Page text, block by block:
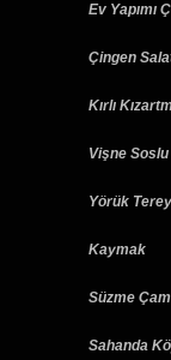
Ev Yapımı
Çingen
Kırlı
Vişne Soslu
Yörük
Kaymak
Süzme Çam
Sahanda